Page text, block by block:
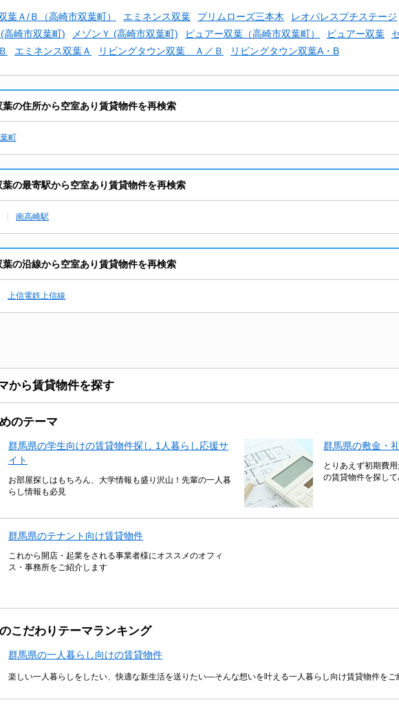
葉Ａ/Ｂ（高崎市双葉町） エミネンス双葉 プリムローズ三本木
レオパレスプチステージ
高崎市双葉町)
メゾンＹ (高崎市双葉町) ピュアー双葉（高崎市双葉町） ピュアー双葉
エミネンス双葉Ａ リビングタウン双葉 Ａ／Ｂ リビングタウン双葉A・B
葉の住所から空室あり賃貸物件を再検索
町
葉の最寄駅から空室あり賃貸物件を再検索
南高崎駅
葉の沿線から空室あり賃貸物件を再検索
上信電鉄上信線
から賃貸物件を探す
のテーマ
群馬県の学生向けの賃貸物件探し 1人暮らし応援サ
イト
お部屋探しはもちろん、大学情報も盛り沢山！先輩の一人暮
らし情報も必見
群馬県の敷金・
とりあえず初期費
の賃貸物件を探し
群馬県のテナント向け賃貸物件
これから開店・起業をされる事業者様にオススメのオフィ
ス・事務所をご紹介します
こだわりテーマランキング
群馬県の一人暮らし向けの賃貸物件
楽しい一人暮らしをしたい、快適な新生活を送りたい―そんな想いを叶える一人暮らし向け賃貸物件をご